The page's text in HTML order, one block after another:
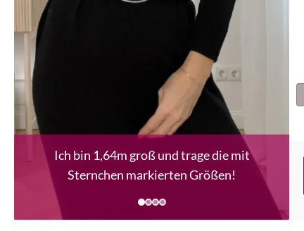
Ich bin 1,64m groß und trage die mit
Sternchen markierten Größen!